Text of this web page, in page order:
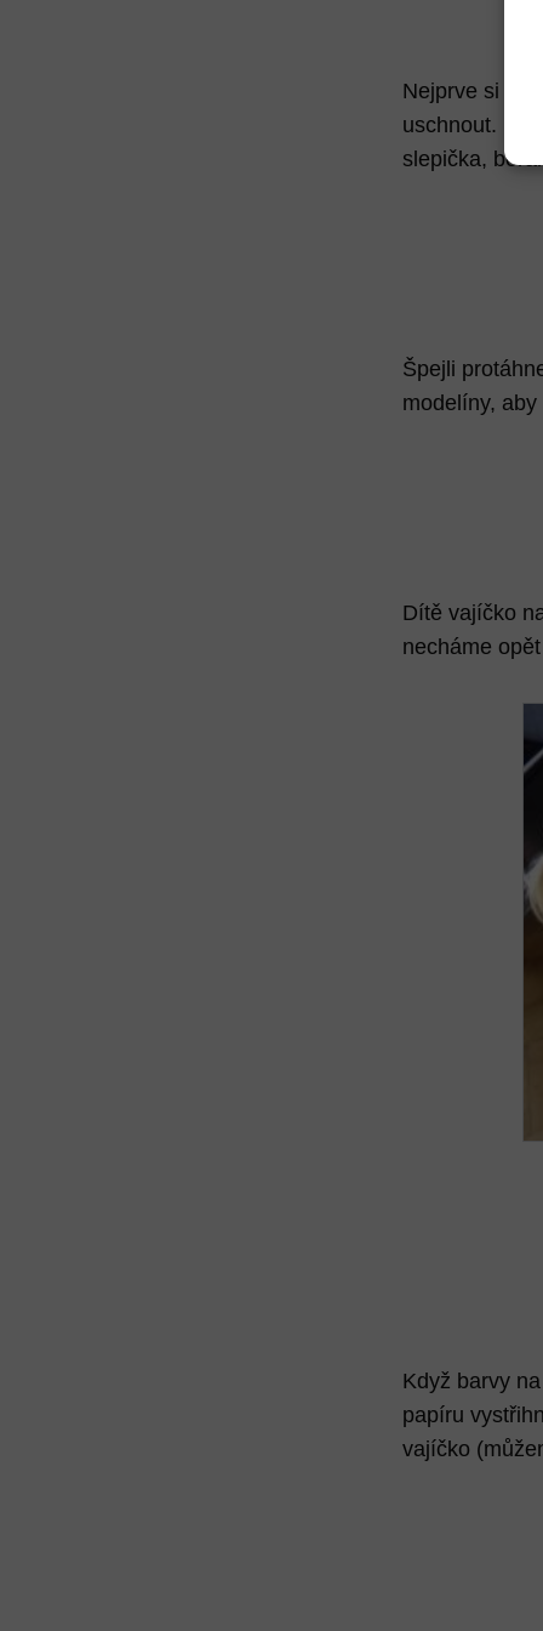
Nejprve si
uschnout.
slepička,
Špejli
modelíny,
Dítě vajíčko
necháme
Když barvy
papíru
vajíčko